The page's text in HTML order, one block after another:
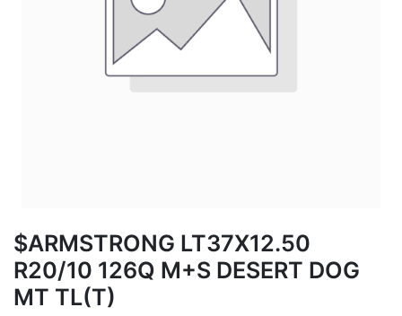
$ARMSTRONG LT37X12.50
R20/10 126Q M+S DESERT DOG
MT TL(T)